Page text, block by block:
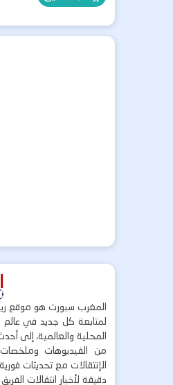
المغرب سبورت هو موقع
لمتابعة كل جديد في عالم
المحلية والعالمية، إلى
من الفيديوهات
الإنتقالات مع تحديثات
دقيقة لأخبار انتقالات